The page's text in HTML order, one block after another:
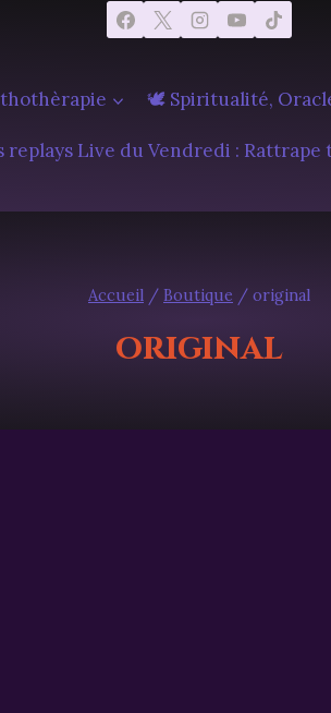
🕊️ Spiritualité,
replays Live du Vendredi :
Accueil / Boutique / original
original